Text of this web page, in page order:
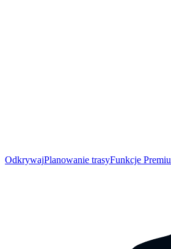
OdkrywajPlanowanie trasyFunkcje